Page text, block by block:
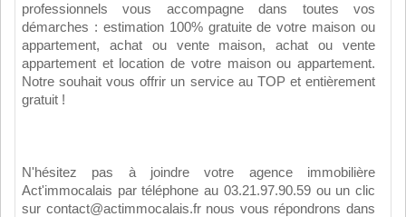
professionnels vous accompagne dans toutes vos
démarches : estimation 100% gratuite de votre maison ou
appartement, achat ou vente maison, achat ou vente
appartement et location de votre maison ou appartement.
Notre souhait vous offrir un service au TOP et entièrement
gratuit !
N'hésitez pas à joindre votre agence immobilière
Act'immocalais par téléphone au 03.21.97.90.59 ou un clic
sur contact@actimmocalais.fr nous vous répondrons dans